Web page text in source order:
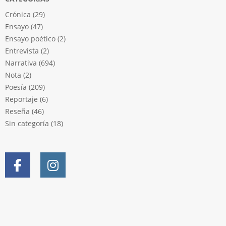
Crónica (29)
Ensayo (47)
Ensayo poético (2)
Entrevista (2)
Narrativa (694)
Nota (2)
Poesía (209)
Reportaje (6)
Reseña (46)
Sin categoría (18)